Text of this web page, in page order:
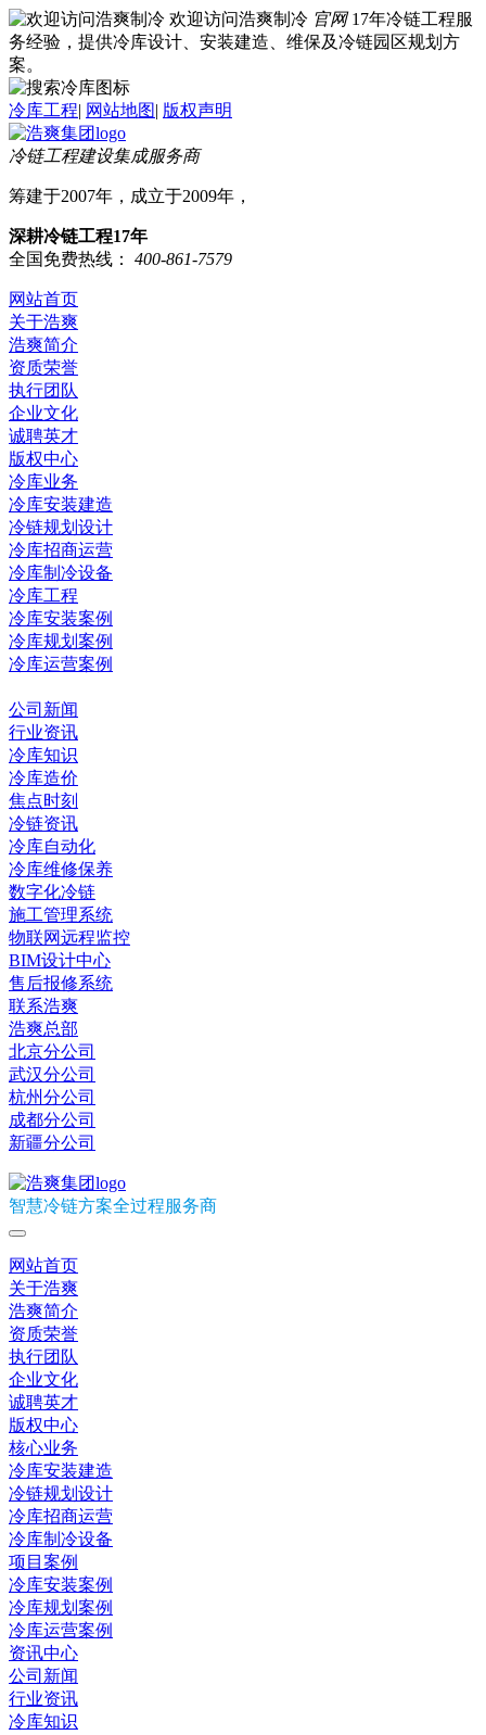
欢迎访问浩爽制冷 官网 17年冷链工程服
务经验，提供冷库设计、安装建造、维保及冷链园区规划方
案。
冷库工程| 网站地图| 版权声明
冷链工程建设集成服务商
筹建于2007年，成立于2009年，
深耕冷链工程17年
全国免费热线：
400-861-7579
网站首页
关于浩爽
浩爽简介
资质荣誉
执行团队
企业文化
诚聘英才
版权中心
冷库业务
冷库安装建造
冷链规划设计
冷库招商运营
冷库制冷设备
冷库工程
冷库安装案例
冷库规划案例
冷库运营案例
公司新闻
行业资讯
冷库知识
冷库造价
焦点时刻
冷链资讯
冷库自动化
冷库维修保养
数字化冷链
施工管理系统
物联网远程监控
BIM设计中心
售后报修系统
联系浩爽
浩爽总部
北京分公司
武汉分公司
杭州分公司
成都分公司
新疆分公司
智慧冷链方案全过程服务商
网站首页
关于浩爽
浩爽简介
资质荣誉
执行团队
企业文化
诚聘英才
版权中心
核心业务
冷库安装建造
冷链规划设计
冷库招商运营
冷库制冷设备
项目案例
冷库安装案例
冷库规划案例
冷库运营案例
资讯中心
公司新闻
行业资讯
冷库知识